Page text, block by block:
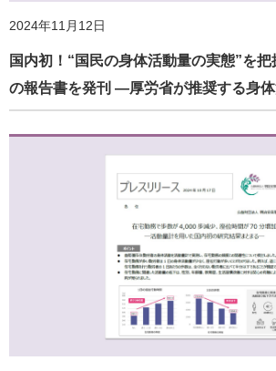
職場の座りすぎ対策に“1日数回、計10
2024年11月12日
国内初！“国民の身体活動量の実態”を
の報告書を発刊 ―厚労省が推奨する身